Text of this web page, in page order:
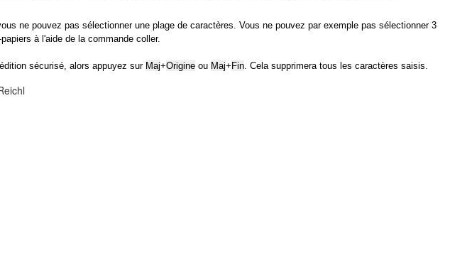
ne pouvez pas sélectionner une plage de caractères. Vous ne pouvez par exemple pas sélectionner 3
à l'aide de la commande coller.
sécurisé, alors appuyez sur Maj+Origine ou Maj+ Fin. Cela supprimera tous les caractères saisis.